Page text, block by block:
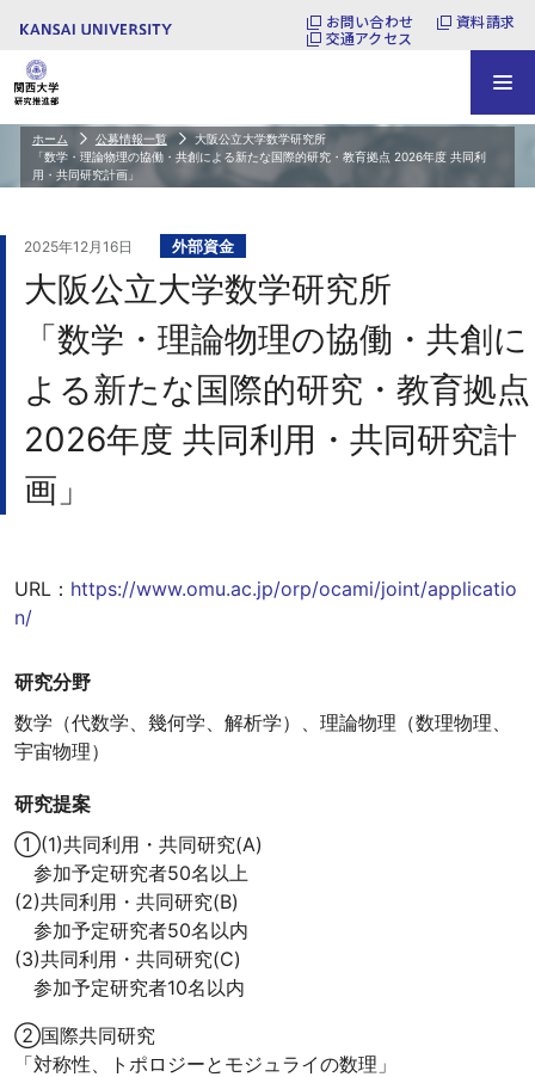
お問い合わせ
資料請求
交通アクセス
ホーム 公募情報一覧
大阪公立大学数学研究所
「数学・理論物理の協働・共創による新たな国際的研究・教育拠点 2026年度 共同利
用・共同研究計画」
2025年12月16日 外部資金
大阪公立大学数学研究所
「数学・理論物理の協働・共創に
よる新たな国際的研究・教育拠点
2026年度 共同利用・共同研究計
画」
URL： https://www.omu.ac.jp/orp/ocami/joint/applicatio
n/
研究分野
数学（代数学、幾何学、解析学）、理論物理（数理物理、
宇宙物理）
研究提案
①(1)共同利用・共同研究(A)
参加予定研究者50名以上
(2)共同利用・共同研究(B)
参加予定研究者50名以内
(3)共同利用・共同研究(C)
参加予定研究者10名以内
②国際共同研究
「対称性、トポロジーとモジュライの数理」